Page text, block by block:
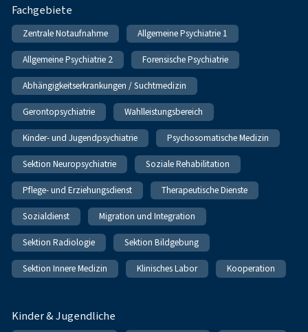
Fachgebiete
Zentrale Notaufnahme Allgemeine Psychiatrie 1
Allgemeine Psychiatrie 2 Forensische Psychiatrie
Abhängigkeitserkrankungen / Suchtmedizin
Gerontopsychiatrie Wahlleistungsbereich
Kinder- und Jugendpsychiatrie Psychosomatische Medizin
Sektion Neuropsychiatrie Soziale Rehabilitation
Pflege- und Erziehungsdienst Therapeutische Dienste
Sozialdienst Migration und Integration
Sektion Radiologie Sektion Bildgebung
Sektion Innere Medizin Klinisches Labor Kooperation
Kinder & Jugendliche